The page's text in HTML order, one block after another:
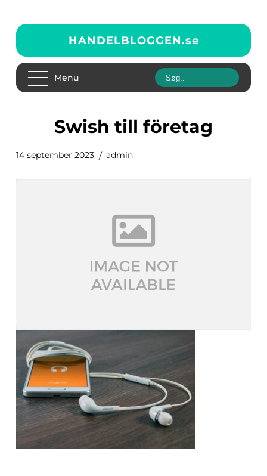
HANDELBLOGGEN.se
Menu
swish till företag
14 september 2023 admin